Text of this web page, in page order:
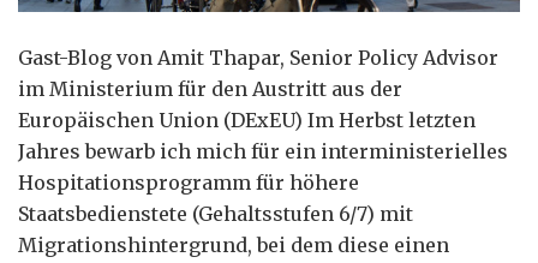
Gast-Blog von Amit Thapar, Senior Policy Advisor
im Ministerium für den Austritt aus der
Europäischen Union (DExEU) Im Herbst letzten
Jahres bewarb ich mich für ein interministerielles
Hospitationsprogramm für höhere
Staatsbedienstete (Gehaltsstufen 6/7) mit
Migrationshintergrund, bei dem diese einen